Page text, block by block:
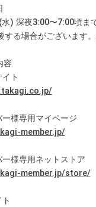
) 深夜3:00〜7:00頃ま
る場合がございます
容
ト
様専用マイページ
member.jp/
様専用ネットストア
member.jp/store/